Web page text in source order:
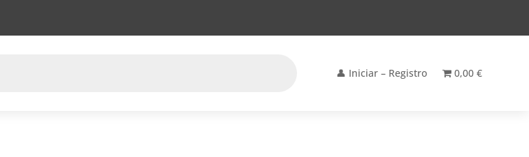
👤 Iniciar – Registro 0,00 €